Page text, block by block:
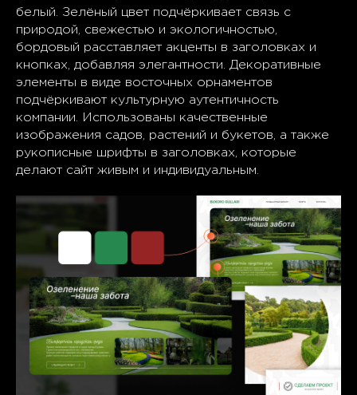
белый. Зелёный цвет подчёркивает связь с
природой, свежестью и экологичностью,
бордовый расставляет акценты в заголовках и
кнопках, добавляя элегантности. Декоративные
элементы в виде восточных орнаментов
подчёркивают культурную аутентичность
компании. Использованы качественные
изображения садов, растений и букетов, а также
рукописные шрифты в заголовках, которые
делают сайт живым и индивидуальным.